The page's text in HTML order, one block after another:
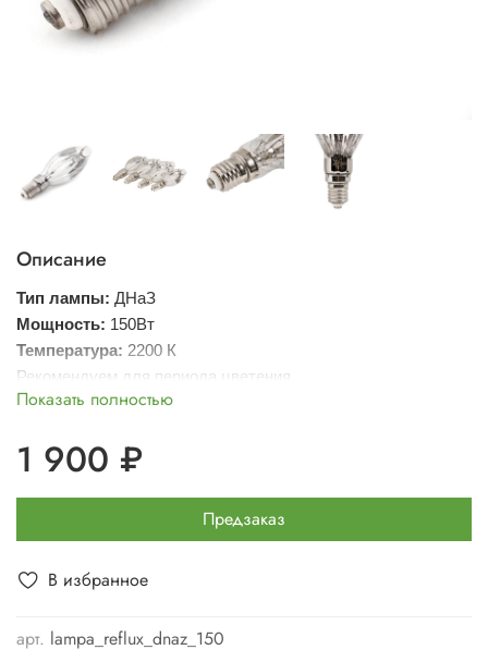
В избранное
арт. lampa_reflux_dnaz_150
Описание
Тип лампы: ДНаЗ
Мощность: 150Вт
Температура: 2200 К
Рекомендуем для периода цветения
Показать полностью
1 900 ₽
Предзаказ